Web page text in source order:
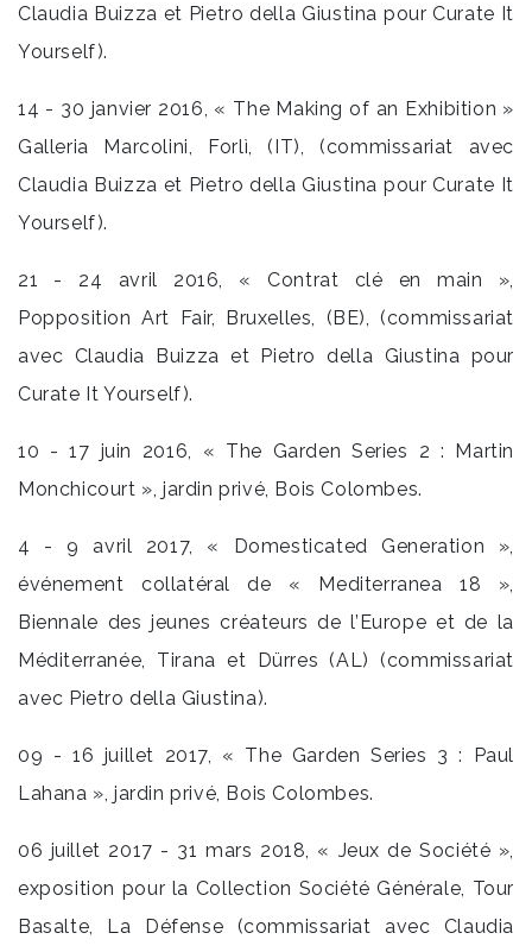
Claudia Buizza et Pietro della Giustina pour Curate It
Yourself).
14 - 30 janvier 2016, « The Making of an Exhibition »
Galleria Marcolini, Forlì, (IT), (commissariat avec
Claudia Buizza et Pietro della Giustina pour Curate It
Yourself).
21 - 24 avril 2016, « Contrat clé en main »,
Popposition Art Fair, Bruxelles, (BE), (commissariat
avec Claudia Buizza et Pietro della Giustina pour
Curate It Yourself).
10 - 17 juin 2016, « The Garden Series 2 : Martin
Monchicourt », jardin privé, Bois Colombes.
4 - 9 avril 2017, « Domesticated Generation »,
événement collatéral de « Mediterranea 18 »,
Biennale des jeunes créateurs de l’Europe et de la
Méditerranée, Tirana et Dürres (AL) (commissariat
avec Pietro della Giustina).
09 - 16 juillet 2017, « The Garden Series 3 : Paul
Lahana », jardin privé, Bois Colombes.
06 juillet 2017 - 31 mars 2018, « Jeux de Société »,
exposition pour la Collection Société Générale, Tour
Basalte, La Défense (commissariat avec Claudia